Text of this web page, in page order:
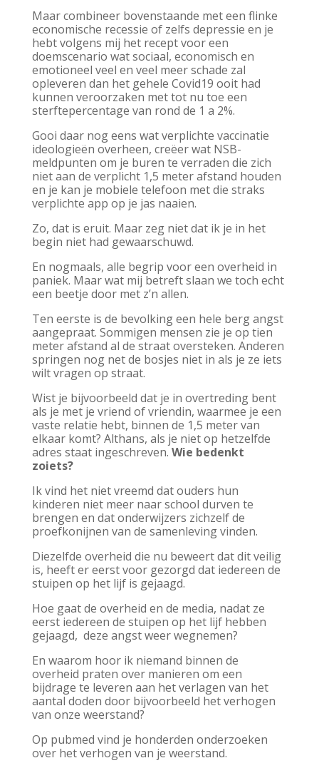
Maar combineer bovenstaande met een flinke
economische recessie of zelfs depressie en je
hebt volgens mij het recept voor een
doemscenario wat sociaal, economisch en
emotioneel veel en veel meer schade zal
opleveren dan het gehele Covid19 ooit had
kunnen veroorzaken met tot nu toe een
sterftepercentage van rond de 1 a 2%.
Gooi daar nog eens wat verplichte vaccinatie
ideologieën overheen, creëer wat NSB-
meldpunten om je buren te verraden die zich
niet aan de verplicht 1,5 meter afstand houden
en je kan je mobiele telefoon met die straks
verplichte app op je jas naaien.
Zo, dat is eruit. Maar zeg niet dat ik je in het
begin niet had gewaarschuwd.
En nogmaals, alle begrip voor een overheid in
paniek. Maar wat mij betreft slaan we toch echt
een beetje door met z’n allen.
Ten eerste is de bevolking een hele berg angst
aangepraat. Sommigen mensen zie je op tien
meter afstand al de straat oversteken. Anderen
springen nog net de bosjes niet in als je ze iets
wilt vragen op straat.
Wist je bijvoorbeeld dat je in overtreding bent
als je met je vriend of vriendin, waarmee je een
vaste relatie hebt, binnen de 1,5 meter van
elkaar komt? Althans, als je niet op hetzelfde
adres staat ingeschreven. Wie bedenkt
zoiets?
Ik vind het niet vreemd dat ouders hun
kinderen niet meer naar school durven te
brengen en dat onderwijzers zichzelf de
proefkonijnen van de samenleving vinden.
Diezelfde overheid die nu beweert dat dit veilig
is, heeft er eerst voor gezorgd dat iedereen de
stuipen op het lijf is gejaagd.
Hoe gaat de overheid en de media, nadat ze
eerst iedereen de stuipen op het lijf hebben
gejaagd, deze angst weer wegnemen?
En waarom hoor ik niemand binnen de
overheid praten over manieren om een
bijdrage te leveren aan het verlagen van het
aantal doden door bijvoorbeeld het verhogen
van onze weerstand?
Op pubmed vind je honderden onderzoeken
over het verhogen van je weerstand.